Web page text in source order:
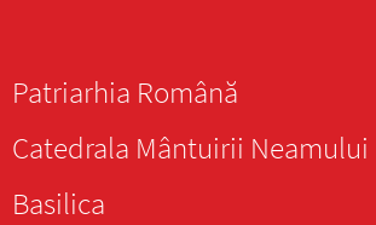
Patriarhia Română
Catedrala Mântuirii Neamului
Basilica